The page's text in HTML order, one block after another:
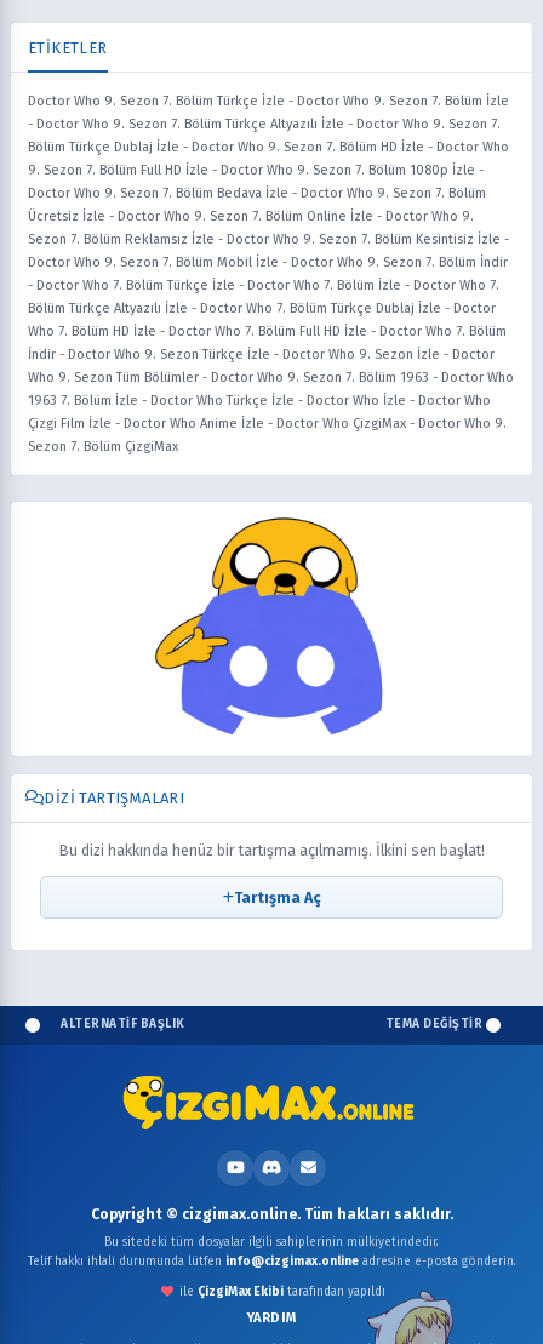
ETİKETLER
Doctor Who 9. Sezon 7. Bölüm Türkçe İzle - Doctor Who 9. Sezon 7. Bölüm İzle
- Doctor Who 9. Sezon 7. Bölüm Türkçe Altyazılı İzle - Doctor Who 9. Sezon 7.
Bölüm Türkçe Dublaj İzle - Doctor Who 9. Sezon 7. Bölüm HD İzle - Doctor Who
9. Sezon 7. Bölüm Full HD İzle - Doctor Who 9. Sezon 7. Bölüm 1080p İzle -
Doctor Who 9. Sezon 7. Bölüm Bedava İzle - Doctor Who 9. Sezon 7. Bölüm
Ücretsiz İzle - Doctor Who 9. Sezon 7. Bölüm Online İzle - Doctor Who 9.
Sezon 7. Bölüm Reklamsız İzle - Doctor Who 9. Sezon 7. Bölüm Kesintisiz İzle -
Doctor Who 9. Sezon 7. Bölüm Mobil İzle - Doctor Who 9. Sezon 7. Bölüm İndir
- Doctor Who 7. Bölüm Türkçe İzle - Doctor Who 7. Bölüm İzle - Doctor Who 7.
Bölüm Türkçe Altyazılı İzle - Doctor Who 7. Bölüm Türkçe Dublaj İzle - Doctor
Who 7. Bölüm HD İzle - Doctor Who 7. Bölüm Full HD İzle - Doctor Who 7. Bölüm
İndir - Doctor Who 9. Sezon Türkçe İzle - Doctor Who 9. Sezon İzle - Doctor
Who 9. Sezon Tüm Bölümler - Doctor Who 9. Sezon 7. Bölüm 1963 - Doctor Who
1963 7. Bölüm İzle - Doctor Who Türkçe İzle - Doctor Who İzle - Doctor Who
Çizgi Film İzle - Doctor Who Anime İzle - Doctor Who ÇizgiMax - Doctor Who 9.
Sezon 7. Bölüm ÇizgiMax
DIZI TARTIŞMALARI
Bu dizi hakkında henüz bir tartışma açılmamış. İlkini sen başlat!
Tartışma Aç
ALTERNATİF BAŞLIK TEMA DEĞİŞTİR
YARDIM
Copyright © cizgimax.online. Tüm hakları saklıdır.
Bu sitedeki tüm dosyalar ilgili sahiplerinin mülkiyetindedir.
Telif hakkı ihlali durumunda lütfen info@cizgimax.onlineadresine e-posta gönderin.
ile ÇizgiMax Ekibitarafından yapıldı